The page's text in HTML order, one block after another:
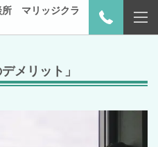
所 マリッジクラ
メリット」